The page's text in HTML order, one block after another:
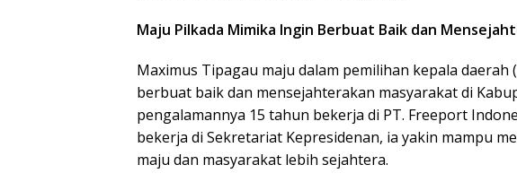
Maju Pilkada Mimika Ingin Berbuat Baik dan
Maximus Tipagau maju dalam pemilihan kepala
berbuat baik dan mensejahterakan masyarakat di
pengalamannya 15 tahun bekerja di PT. Freeport
bekerja di Sekretariat Kepresidenan, ia yakin mampu
maju dan masyarakat lebih sejahtera.